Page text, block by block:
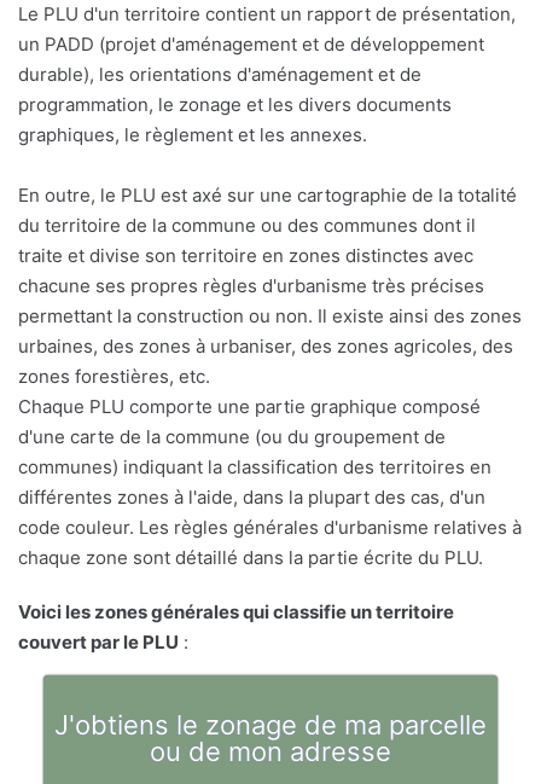
Le PLU d'un territoire contient un rapport de présentation,
un PADD (projet d'aménagement et de développement
durable), les orientations d'aménagement et de
programmation, le zonage et les divers documents
graphiques, le règlement et les annexes.
En outre, le PLU est axé sur une cartographie de la totalité
du territoire de la commune ou des communes dont il
traite et divise son territoire en zones distinctes avec
chacune ses propres règles d'urbanisme très précises
permettant la construction ou non. Il existe ainsi des zones
urbaines, des zones à urbaniser, des zones agricoles, des
zones forestières, etc.
Chaque PLU comporte une partie graphique composé
d'une carte de la commune (ou du groupement de
communes) indiquant la classification des territoires en
différentes zones à l'aide, dans la plupart des cas, d'un
code couleur. Les règles générales d'urbanisme relatives à
chaque zone sont détaillé dans la partie écrite du PLU.
Voici les zones générales qui classifie un territoire
couvert par le PLU :
J'obtiens le zonage de ma parcelle
ou de mon adresse